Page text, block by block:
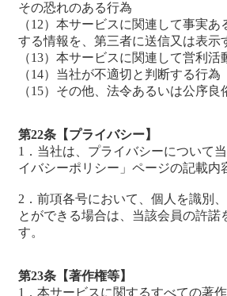
その恐れのある行為
（12）本サービスに関連して事実あ
する情報を、第三者に送信又は表示
（13）本サービスに関連して営利活
（14）当社が不適切と判断する行為
（15）その他、法令あるいは公序
第22条【プライバシー】
1．当社は、プライバシーについて
イバシーポリシー」ページの記載内
2．前項各号において、個人を識別
とができる場合は、当該会員の許諾
す。
第23条【著作権等】
1．本サービスに関するすべての著